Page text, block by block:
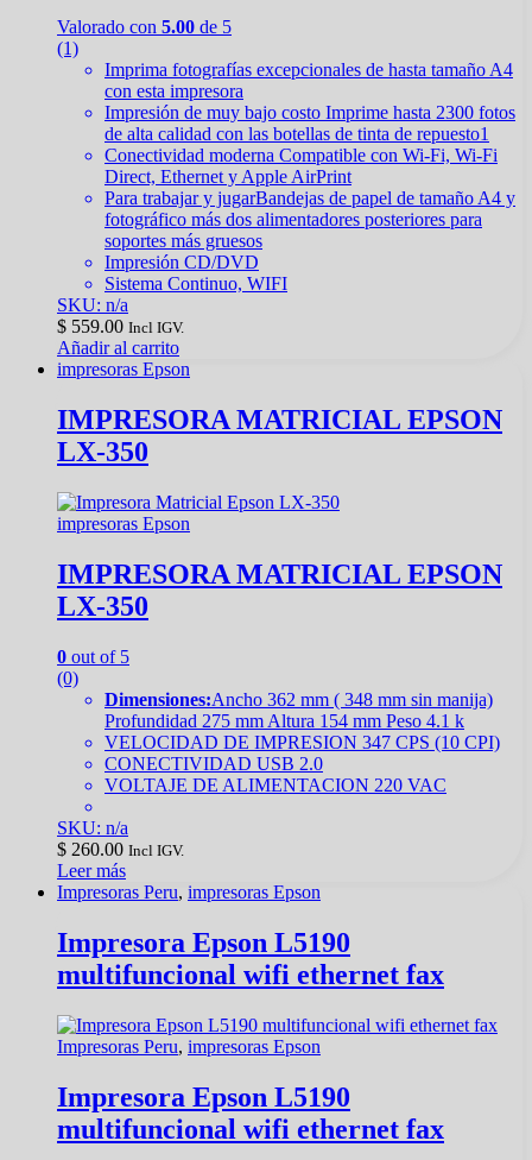
Valorado con 5.00 de 5
(1)
Imprima fotografías excepcionales de hasta tamaño A4
con esta impresora
Impresión de muy bajo costo Imprime hasta 2300 fotos
de alta calidad con las botellas de tinta de repuesto1
Conectividad moderna Compatible con Wi-Fi, Wi-Fi
Direct, Ethernet y Apple AirPrint
Para trabajar y jugarBandejas de papel de tamaño A4 y
fotográfico más dos alimentadores posteriores para
soportes más gruesos
Impresión CD/DVD
Sistema Continuo, WIFI
SKU: n/a
$ 559.00 Incl IGV.
Añadir al carrito
impresoras Epson
IMPRESORA MATRICIAL EPSON
LX-350
impresoras Epson
IMPRESORA MATRICIAL EPSON
LX-350
0 out of 5
(0)
Dimensiones:Ancho 362 mm ( 348 mm sin manija)
Profundidad 275 mm Altura 154 mm Peso 4.1 k
VELOCIDAD DE IMPRESION 347 CPS (10 CPI)
CONECTIVIDAD USB 2.0
VOLTAJE DE ALIMENTACION 220 VAC
SKU: n/a
$ 260.00 Incl IGV.
Leer más
Impresoras Peru, impresoras Epson
Impresora Epson L5190
multifuncional wifi ethernet fax
Impresoras Peru, impresoras Epson
Impresora Epson L5190
multifuncional wifi ethernet fax